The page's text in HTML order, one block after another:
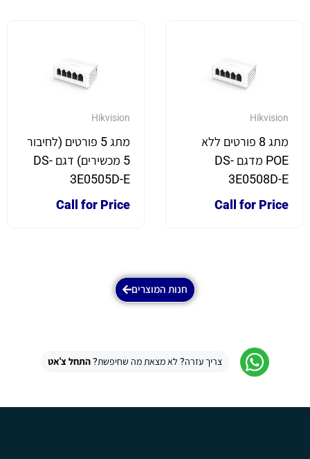
Hikvision
מתג 8 פורטים ללא
POE מדגם DS-
3E0508D-E
Call for Price
Hikvision
מתג 5 פורטים (לחיבור
5 מכשירים) דגם DS-
3E0505D-E
Call for Price
חנות המוצרים
צריך עזרה? לא מצאת מה שחיפשת?התחל צ'אט